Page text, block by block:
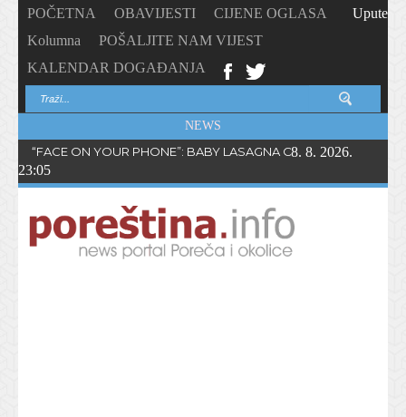
POČETNA OBAVIJESTI
CIJENE OGLASA
Kolumna
POŠALJITE NAM VIJEST
KALENDAR DOGAĐANJA
Upute
NEWS
“FACE ON YOUR PHONE”: BABY LASAGNA OBJAVIO NOVI
8. 8. 2026.
23:05